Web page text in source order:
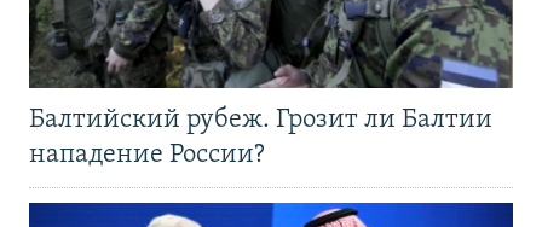
Балтийский рубеж. Грозит ли Балтии
нападение России?